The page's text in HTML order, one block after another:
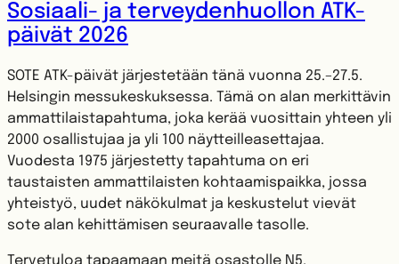
Sosiaali- ja terveydenhuollon ATK-
päivät 2026
SOTE ATK-päivät järjestetään tänä vuonna 25.–27.5.
Helsingin messukeskuksessa. Tämä on alan merkittävin
ammattilaistapahtuma, joka kerää vuosittain yhteen yli
2000 osallistujaa ja yli 100 näytteilleasettajaa.
Vuodesta 1975 järjestetty tapahtuma on eri
taustaisten ammattilaisten kohtaamispaikka, jossa
yhteistyö, uudet näkökulmat ja keskustelut vievät
sote alan kehittämisen seuraavalle tasolle.
Tervetuloa tapaamaan meitä osastolle N5.